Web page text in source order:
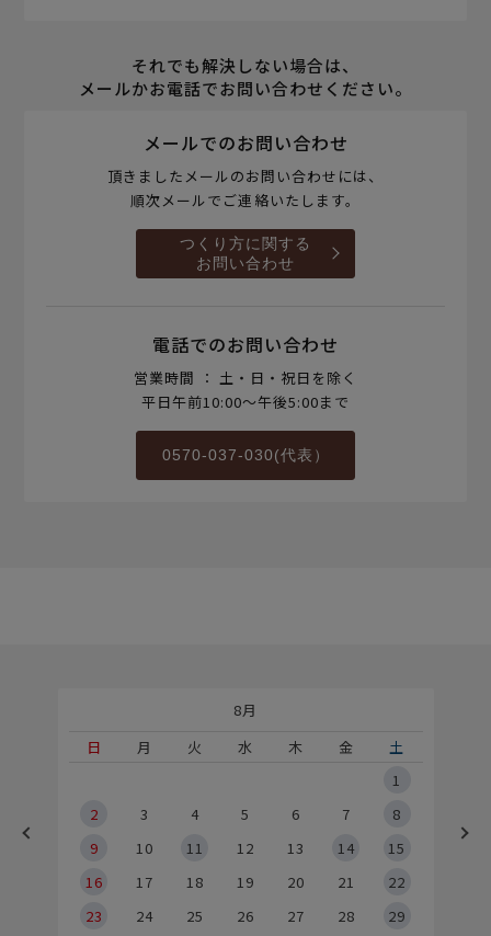
それでも解決しない場合は、
メールかお電話でお問い合わせください。
メールでのお問い合わせ
頂きましたメールのお問い合わせには、
順次メールでご連絡いたします。
つくり方に関する
お問い合わせ
電話でのお問い合わせ
営業時間 ： 土・日・祝日を除く
平日午前10:00～午後5:00まで
0570-037-030(代表）
8月
日
月 火 水 木 金
土
1
2
3 4 5 6 7
8
9
10 11 12 13 14
15
16
17 18 19 20 21
22
23
24 25 26 27 28
29